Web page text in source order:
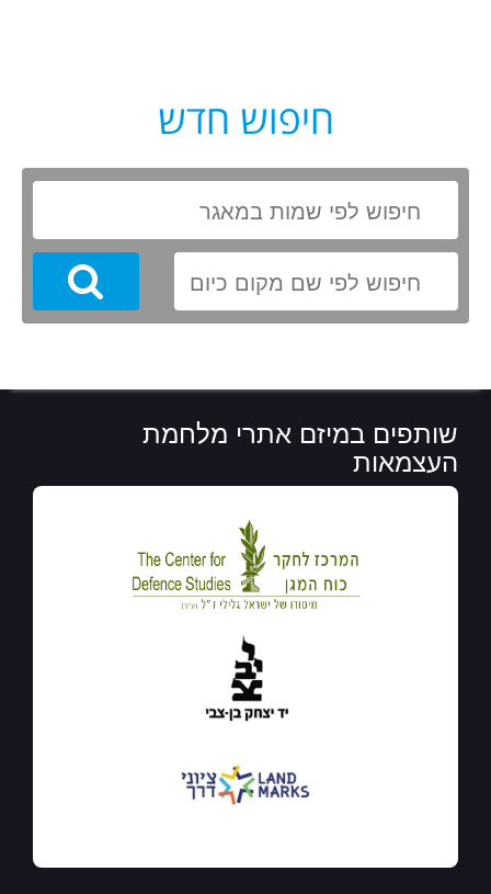
חיפוש חדש
Search
שותפים במיזם אתרי מלחמת
העצמאות